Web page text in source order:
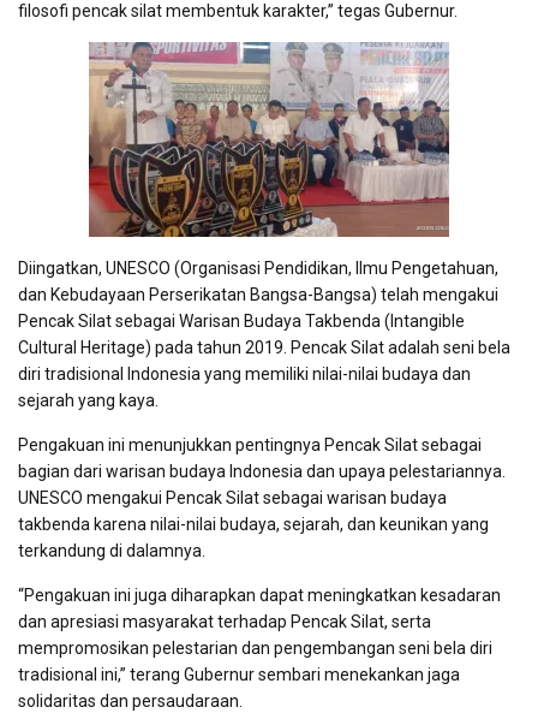
filosofi pencak silat membentuk karakter,” tegas Gubernur.
Diingatkan, UNESCO (Organisasi Pendidikan, Ilmu Pengetahuan,
dan Kebudayaan Perserikatan Bangsa-Bangsa) telah mengakui
Pencak Silat sebagai Warisan Budaya Takbenda (Intangible
Cultural Heritage) pada tahun 2019. Pencak Silat adalah seni bela
diri tradisional Indonesia yang memiliki nilai-nilai budaya dan
sejarah yang kaya.
Pengakuan ini menunjukkan pentingnya Pencak Silat sebagai
bagian dari warisan budaya Indonesia dan upaya pelestariannya.
UNESCO mengakui Pencak Silat sebagai warisan budaya
takbenda karena nilai-nilai budaya, sejarah, dan keunikan yang
terkandung di dalamnya.
“Pengakuan ini juga diharapkan dapat meningkatkan kesadaran
dan apresiasi masyarakat terhadap Pencak Silat, serta
mempromosikan pelestarian dan pengembangan seni bela diri
tradisional ini,” terang Gubernur sembari menekankan jaga
solidaritas dan persaudaraan.